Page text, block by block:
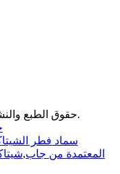
© حقوق الطبع والنشر - 2010-2024: جميع الحقوق محفوظة.
سماد فطر
المعتمدة من جاب,